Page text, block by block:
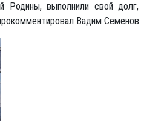
выполнили свой долг,
Вадим Семенов.